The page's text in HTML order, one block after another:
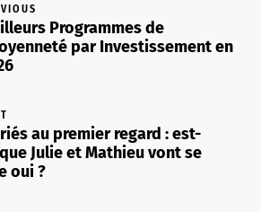
Programmes de
par Investissement en
au premier regard : est-
Julie et Mathieu vont se
oui ?